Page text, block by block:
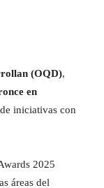
(OQD),
en
iniciativas con
2025
áreas del